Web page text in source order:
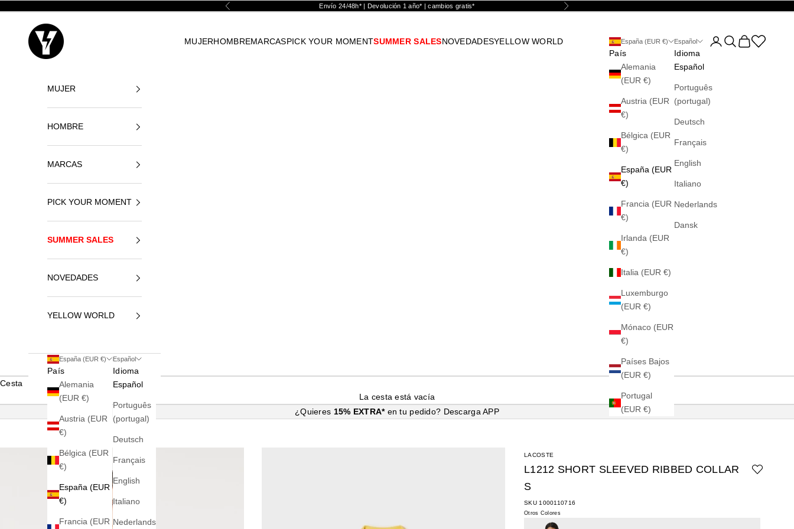
Anterior Envío 24/48h* | Devolución 1 año* | cambios gratis* Siguiente
Yellowshop
MUJERHOMBREMARCASPICK YOUR MOMENTSUMMER SALESNOVEDADESYELLOW WORLD España (EUR €)
País
Alemania
(EUR €)
Austria (EUR
€)
Bélgica (EUR
€)
España (EUR
€)
Francia (EUR
€)
Irlanda (EUR
€)
Italia (EUR €)
Luxemburgo
(EUR €)
Mónaco (EUR
€)
Países Bajos
(EUR €)
Portugal
(EUR €)
Español
Idioma
Español
Português
(portugal)
Deutsch
Français
English
Italiano
Nederlands
Dansk
Abrir página de la
Abrir búsqueda
Abrir cesta
Abrir la
MUJER
HOMBRE
MARCAS
PICK YOUR MOMENT
SUMMER SALES
NOVEDADES
YELLOW WORLD
España (EUR €)
País
Alemania
(EUR €)
Austria (EUR
€)
Bélgica (EUR
€)
España (EUR
€)
Francia (EUR
Español
Idioma
Español
Português
(portugal)
Deutsch
Français
English
Italiano
Nederlands
Cesta
La cesta está vacía
¿Quieres 15% EXTRA* en tu pedido? Descarga APP
LACOSTE
L1212 SHORT SLEEVED RIBBED COLLAR
S
SKU 1000110716
Otros Colores